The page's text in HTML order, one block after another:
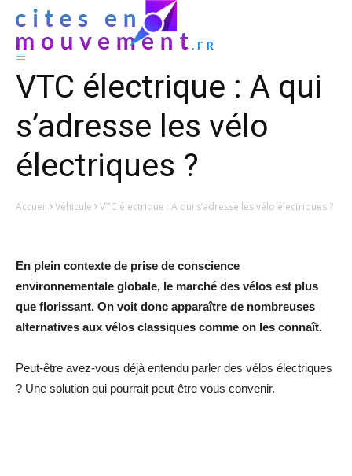
VTC électrique : A qui
s’adresse les vélo
électriques ?
Accueil Véhicule VTC électrique : A qui s’adresse les vélo électriques ?
En plein contexte de prise de conscience
environnementale globale, le marché des vélos est plus
que florissant. On voit donc apparaître de nombreuses
alternatives aux vélos classiques comme on les connaît.
Peut-être avez-vous déjà entendu parler des vélos électriques
? Une solution qui pourrait peut-être vous convenir.